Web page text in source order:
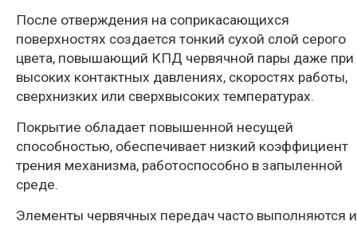
После отверждения на соприкасающихся
поверхностях создается тонкий сухой слой серого
цвета, повышающий КПД червячной пары даже при
высоких контактных давлениях, скоростях работы,
сверхнизких или сверхвысоких температурах.
Покрытие обладает повышенной несущей
способностью, обеспечивает низкий коэффициент
трения механизма, работоспособно в запыленной
среде.
Элементы червячных передач часто выполняются